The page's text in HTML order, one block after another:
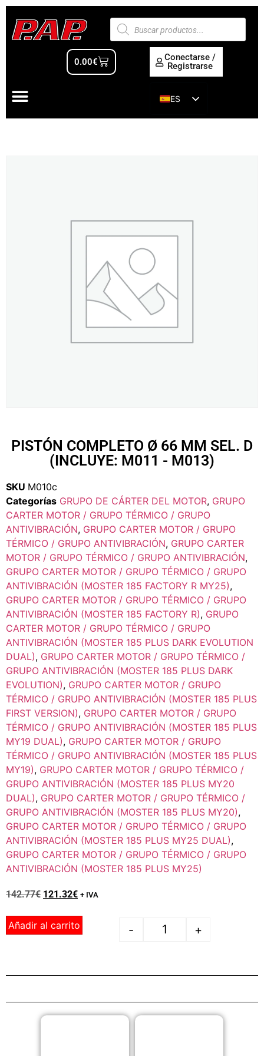
0.00€
Conectarse /
Registrarse
ES
EN
PISTÓN COMPLETO Ø 66 MM SEL. D
(INCLUYE: M011 - M013)
SKU M010c
Categorías GRUPO DE CÁRTER DEL MOTOR, GRUPO
CARTER MOTOR / GRUPO TÉRMICO / GRUPO
ANTIVIBRACIÓN, GRUPO CARTER MOTOR / GRUPO
TÉRMICO / GRUPO ANTIVIBRACIÓN, GRUPO CARTER
MOTOR / GRUPO TÉRMICO / GRUPO ANTIVIBRACIÓN,
GRUPO CARTER MOTOR / GRUPO TÉRMICO / GRUPO
ANTIVIBRACIÓN (MOSTER 185 FACTORY R MY25),
GRUPO CARTER MOTOR / GRUPO TÉRMICO / GRUPO
ANTIVIBRACIÓN (MOSTER 185 FACTORY R), GRUPO
CARTER MOTOR / GRUPO TÉRMICO / GRUPO
ANTIVIBRACIÓN (MOSTER 185 PLUS DARK EVOLUTION
DUAL), GRUPO CARTER MOTOR / GRUPO TÉRMICO /
GRUPO ANTIVIBRACIÓN (MOSTER 185 PLUS DARK
EVOLUTION), GRUPO CARTER MOTOR / GRUPO
TÉRMICO / GRUPO ANTIVIBRACIÓN (MOSTER 185 PLUS
FIRST VERSION), GRUPO CARTER MOTOR / GRUPO
TÉRMICO / GRUPO ANTIVIBRACIÓN (MOSTER 185 PLUS
MY19 DUAL), GRUPO CARTER MOTOR / GRUPO
TÉRMICO / GRUPO ANTIVIBRACIÓN (MOSTER 185 PLUS
MY19), GRUPO CARTER MOTOR / GRUPO TÉRMICO /
GRUPO ANTIVIBRACIÓN (MOSTER 185 PLUS MY20
DUAL), GRUPO CARTER MOTOR / GRUPO TÉRMICO /
GRUPO ANTIVIBRACIÓN (MOSTER 185 PLUS MY20),
GRUPO CARTER MOTOR / GRUPO TÉRMICO / GRUPO
ANTIVIBRACIÓN (MOSTER 185 PLUS MY25 DUAL),
GRUPO CARTER MOTOR / GRUPO TÉRMICO / GRUPO
ANTIVIBRACIÓN (MOSTER 185 PLUS MY25)
142.77€ 121.32€ + IVA
- +
Añadir al carrito